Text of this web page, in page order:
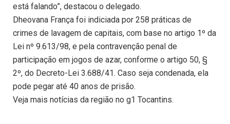
está falando”, destacou o delegado.
Dheovana França foi indiciada por 258 práticas de
crimes de lavagem de capitais, com base no artigo 1º da
Lei nº 9.613/98, e pela contravenção penal de
participação em jogos de azar, conforme o artigo 50, §
2º, do Decreto-Lei 3.688/41. Caso seja condenada, ela
pode pegar até 40 anos de prisão.
Veja mais notícias da região no g1 Tocantins.